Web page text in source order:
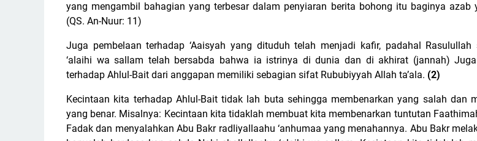
yang mengambil bahagian yang terbesar dalam penyiaran berita bohong itu baginya azab
(QS. An-Nuur: 11)
Juga pembelaan terhadap ‘Aaisyah yang dituduh telah menjadi kafir, padahal Rasulullah
‘alaihi wa sallam telah bersabda bahwa ia istrinya di dunia dan di akhirat (jannah)
terhadap Ahlul-Bait dari anggapan memiliki sebagian sifat Rububiyyah Allah ta’ala. (2)
Kecintaan kita terhadap Ahlul-Bait tidak lah buta sehingga membenarkan yang salah dan
yang benar. Misalnya: Kecintaan kita tidaklah membuat kita membenarkan tuntutan
Fadak dan menyalahkan Abu Bakr radliyallaahu ‘anhumaa yang menahannya. Abu Bakr